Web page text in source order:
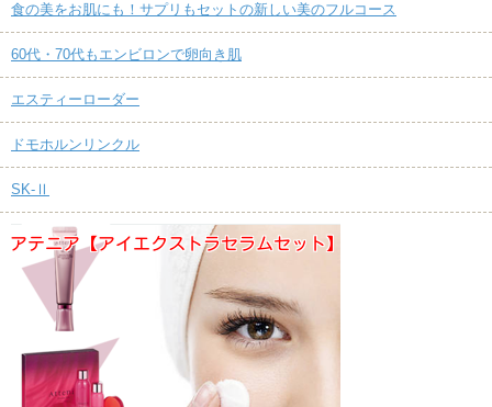
食の美をお肌にも！サプリもセットの新しい美のフルコース
60代・70代もエンビロンで卵向き肌
エスティーローダー
ドモホルンリンクル
SK-Ⅱ